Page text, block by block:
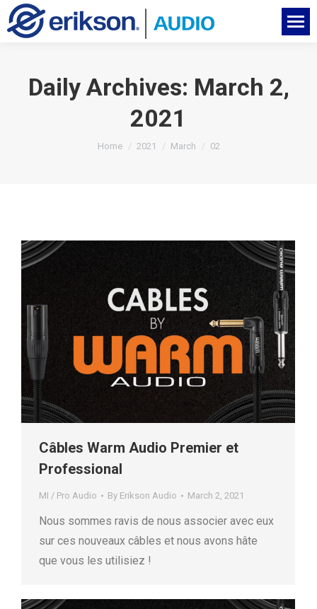
Daily Archives: March 2,
2021
You are here:
Home 2021 March 02
Câbles Warm Audio Premier et
Professional
MI / Pro Audio By Erikson Audio March 2, 2021
Nous sommes ravis de nous associer avec eux
sur ces nouveaux câbles et nous avons hâte
que vous les utilisiez !